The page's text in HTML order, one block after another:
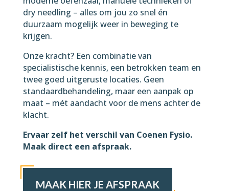
dry needling – alles om jou zo snel én
duurzaam mogelijk weer in beweging te
krijgen.
Onze kracht? Een combinatie van
specialistische kennis, een betrokken team en
twee goed uitgeruste locaties. Geen
standaardbehandeling, maar een aanpak op
maat – mét aandacht voor de mens achter de
klacht.
Ervaar zelf het verschil van Coenen Fysio.
Maak direct een afspraak.
MAAK HIER JE AFSPRAAK